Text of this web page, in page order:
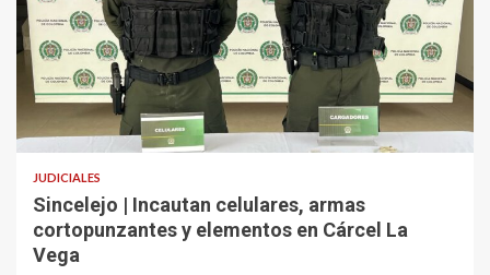
2 min read
JUDICIALES
Sincelejo | Incautan celulares, armas
cortopunzantes y elementos en Cárcel La
Vega